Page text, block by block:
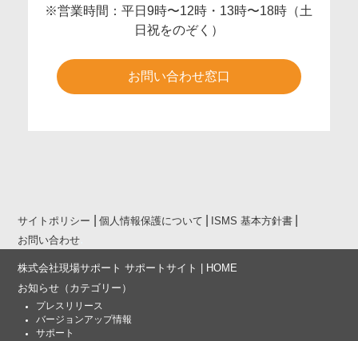
※営業時間：平日9時〜12時・13時〜18時（土
日祝をのぞく）
お問い合わせ窓口
サイトポリシー 個人情報保護について
ISMS 基本方針書
お問い合わせ
株式会社現場サポート サポートサイト | HOME
お知らせ （カテゴリー）
プレスリリース
バージョンアップ情報
サポート